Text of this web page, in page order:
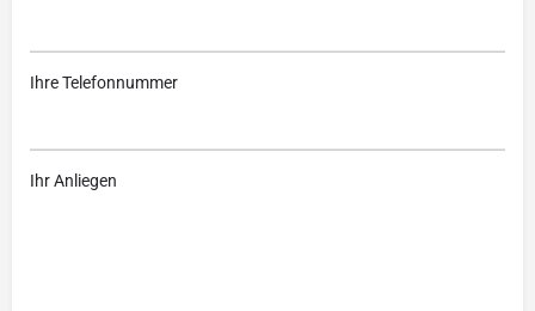
Ihre Telefonnummer
Ihr Anliegen